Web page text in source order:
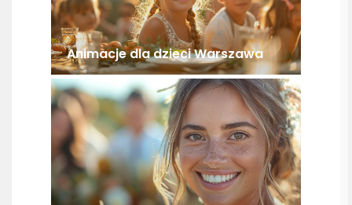
Animacje dla dzieci Warszawa